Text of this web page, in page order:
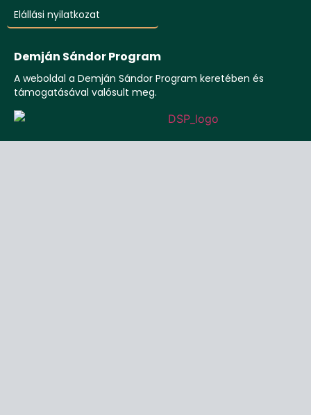
Elállási nyilatkozat
Demján Sándor Program
A weboldal a Demján Sándor Program keretében és
támogatásával valósult meg.